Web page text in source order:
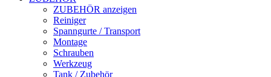
ZUBEHÖR anzeigen
Reiniger
Spanngurte / Transport
Montage
Schrauben
Werkzeug
Tank / Zubehör